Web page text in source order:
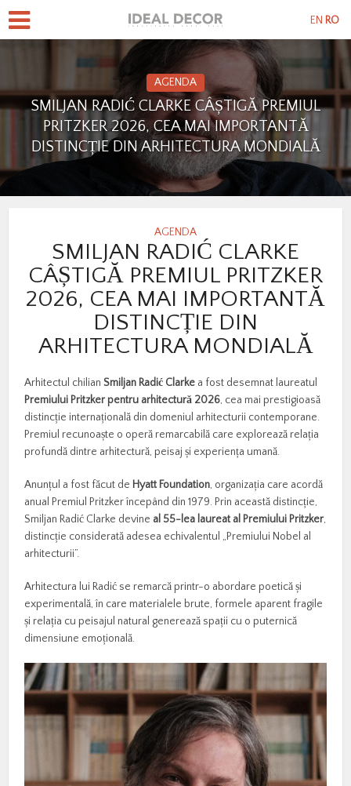
AGENDA
SMILJAN RADIĆ CLARKE CÂȘTIGĂ PREMIUL
PRITZKER 2026, CEA MAI IMPORTANTĂ
DISTINCȚIE DIN ARHITECTURA MONDIALĂ
AGENDA
SMILJAN RADIĆ CLARKE
CÂȘTIGĂ PREMIUL PRITZKER
2026, CEA MAI IMPORTANTĂ
DISTINCȚIE DIN
ARHITECTURA MONDIALĂ
Arhitectul chilianSmiljan Radić Clarke a fost desemnat laureatul
Premiului Pritzker pentru arhitectură 2026, cea mai prestigioasă
distincție internațională din domeniul arhitecturii contemporane.
Premiul recunoaște o operă remarcabilă care explorează relația
profundă dintre arhitectură, peisajși experiența umană.
Anunțul a fost făcut de Hyatt Foundation, organizația care acordă
anual Premiul Pritzkerîncepând din1979. Prin această distincție,
Smiljan Radić Clarke devine al 55- lea laureatal Premiului Pritzker,
distincție considerată adesea echivalentul „Premiului Nobel al
arhitecturii”.
Arhitectura lui Radić se remarcă printr-o abordare poeticăși
experimentală,în care materialele brute, formele aparent fragile
și relația cu peisajul natural generează spații cu o puternică
dimensiune emoțională.
EN RO